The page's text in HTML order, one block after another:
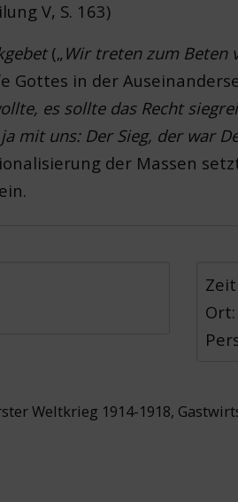
V, S. 163)
(„Wir treten zum Beten
Gottes in der
es sollte das Recht
mit uns: Der Sieg, der war
der Massen
Weltkrieg 1914-1918,